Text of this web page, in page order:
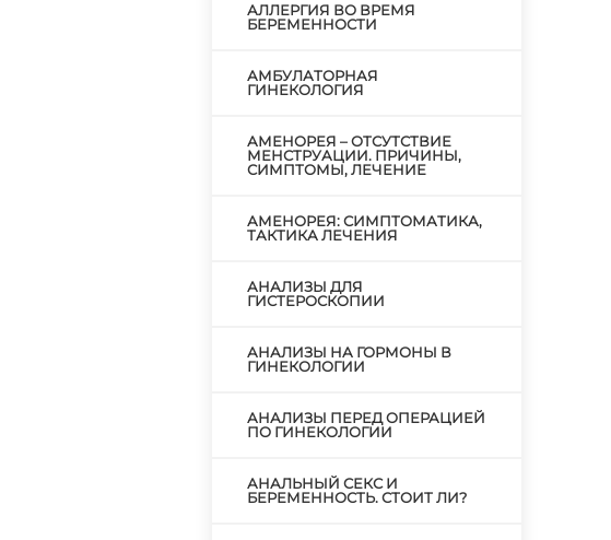
АЛЛЕРГИЯ ВО ВРЕМЯ
БЕРЕМЕННОСТИ
АМБУЛАТОРНАЯ
ГИНЕКОЛОГИЯ
АМЕНОРЕЯ – ОТСУТСТВИЕ
МЕНСТРУАЦИИ. ПРИЧИНЫ,
СИМПТОМЫ, ЛЕЧЕНИЕ
АМЕНОРЕЯ: СИМПТОМАТИКА,
ТАКТИКА ЛЕЧЕНИЯ
АНАЛИЗЫ ДЛЯ
ГИСТЕРОСКОПИИ
АНАЛИЗЫ НА ГОРМОНЫ В
ГИНЕКОЛОГИИ
АНАЛИЗЫ ПЕРЕД ОПЕРАЦИЕЙ
ПО ГИНЕКОЛОГИИ
АНАЛЬНЫЙ СЕКС И
БЕРЕМЕННОСТЬ. СТОИТ ЛИ?